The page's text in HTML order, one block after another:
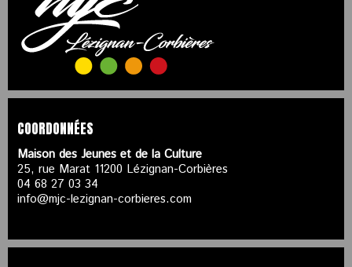
COORDONNÉES
Maison des Jeunes et de la Culture
25, rue Marat 11200 Lézignan-Corbières
04 68 27 03 34
info@mjc-lezignan-corbieres.com